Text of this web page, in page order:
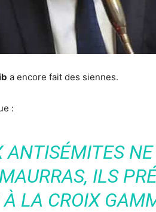
a encore fait des siennes.
:
ANTISÉMITES
ILS
LA CROIX